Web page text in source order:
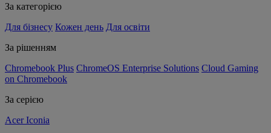
За категорією
Для бізнесу Кожен день Для освіти
За рішенням
Chromebook Plus ChromeOS Enterprise Solutions Cloud Gaming
on Chromebook
За серією
Acer Iconia